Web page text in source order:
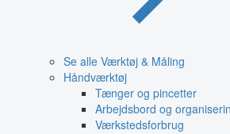
Se alle Værktøj & Måling
Håndværktøj
Tænger og pincetter
Arbejdsbord og
Værkstedsforbrug